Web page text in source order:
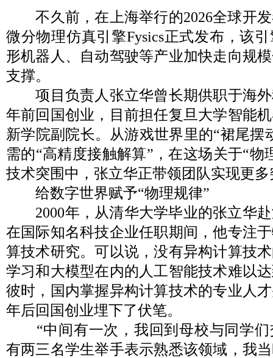
不久前，在上海举行的2026全球开发
微分物理仿真引擎Fysics正式发布，该
形机器人、自动驾驶等产业加快走向规
支撑。
项目负责人张立华曾长期供职于海外
年前回国创业，目前担任复旦大学智能
新学院副院长。从游戏世界里的“裙尾摆
需的“高精度接触解算”，在这场关于“物
技术突围中，张立华正带领团队实现更
给数字世界赋予“物理规律”
2000年，从清华大学毕业的张立华赴
在国际知名科技企业任职期间，他专注
算技术研究。可以说，没有异构计算技
学习和大模型在内的人工智能技术难以
彼时，国内掌握异构计算技术的专业人
年后回国创业埋下了伏笔。
“中间有一次，我回到母校与同学们
有两三名学生举手表示熟悉该领域，我